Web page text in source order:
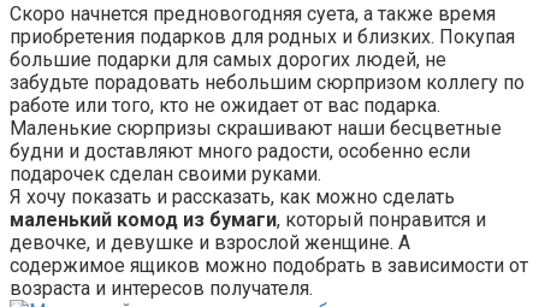
Скоро начнется предновогодняя суета, а также время
приобретения подарков для родных и близких. Покупая
большие подарки для самых дорогих людей, не
забудьте порадовать небольшим сюрпризом коллегу по
работе или того, кто не ожидает от вас подарка.
Маленькие сюрпризы скрашивают наши бесцветные
будни и доставляют много радости, особенно если
подарочек сделан своими руками.
Я хочу показать и рассказать, как можно сделать
маленький комод из бумаги, который понравится и
девочке, и девушке и взрослой женщине. А
содержимое ящиков можно подобрать в зависимости от
возраста и интересов получателя.